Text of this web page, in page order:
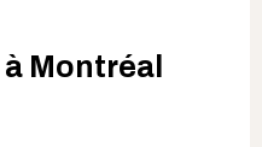
Montréal